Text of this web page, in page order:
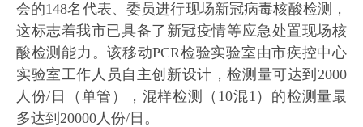
会的148名代表、委员进行现场新冠病毒核酸检测，
这标志着我市已具备了新冠疫情等应急处置现场核
酸检测能力。该移动PCR检验实验室由市疾控中心
实验室工作人员自主创新设计，检测量可达到2000
人份/日（单管），混样检测（10混1）的检测量最
多达到20000人份/日。